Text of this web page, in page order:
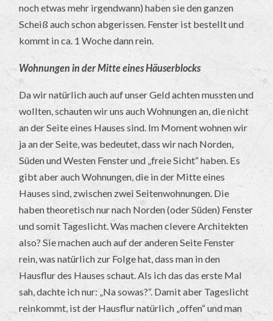
noch etwas mehr irgendwann) haben sie den ganzen
Scheiß auch schon abgerissen. Fenster ist bestellt und
kommt in ca. 1 Woche dann rein.
Wohnungen in der Mitte eines Häuserblocks
Da wir natürlich auch auf unser Geld achten mussten und
wollten, schauten wir uns auch Wohnungen an, die nicht
an der Seite eines Hauses sind. Im Moment wohnen wir
ja an der Seite, was bedeutet, dass wir nach Norden,
Süden und Westen Fenster und „freie Sicht“ haben. Es
gibt aber auch Wohnungen, die in der Mitte eines
Hauses sind, zwischen zwei Seitenwohnungen. Die
haben theoretisch nur nach Norden (oder Süden) Fenster
und somit Tageslicht. Was machen clevere Architekten
also? Sie machen auch auf der anderen Seite Fenster
rein, was natürlich zur Folge hat, dass man in den
Hausflur des Hauses schaut. Als ich das das erste Mal
sah, dachte ich nur: „Na sowas?“. Damit aber Tageslicht
reinkommt, ist der Hausflur natürlich „offen“ und man